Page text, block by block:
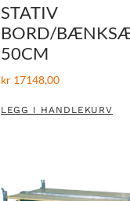
STATIV
BORD/
50CM
kr17148,00
LEGG I HANDLEKURV